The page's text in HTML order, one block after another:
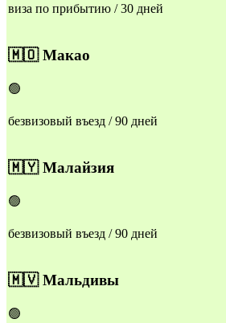
виза по прибытию / 30 дней
​​🇲🇴Макао
🟢
безвизовый въезд / 90 дней
​​🇲🇾Малайзия
🟢
безвизовый въезд / 90 дней
​​🇲🇻Мальдивы
🟢